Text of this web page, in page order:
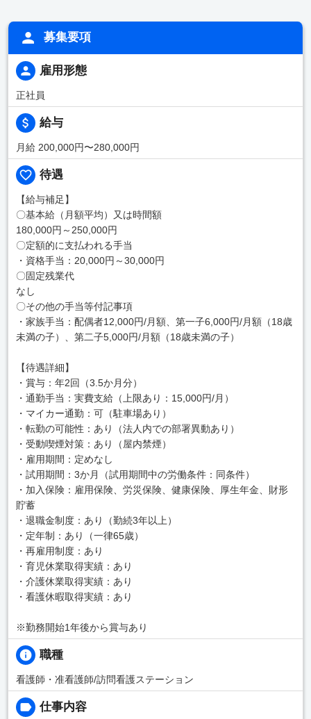
募集要項
雇用形態
正社員
給与
月給 200,000円〜280,000円
待遇
【給与補足】
〇基本給（月額平均）又は時間額
180,000円～250,000円
〇定額的に支払われる手当
・資格手当：20,000円～30,000円
〇固定残業代
なし
〇その他の手当等付記事項
・家族手当：配偶者12,000円/月額、第一子6,000円/月額（18歳
未満の子）、第二子5,000円/月額（18歳未満の子）
【待遇詳細】
・賞与：年2回（3.5か月分）
・通勤手当：実費支給（上限あり：15,000円/月）
・マイカー通勤：可（駐車場あり）
・転勤の可能性：あり（法人内での部署異動あり）
・受動喫煙対策：あり（屋内禁煙）
・雇用期間：定めなし
・試用期間：3か月（試用期間中の労働条件：同条件）
・加入保険：雇用保険、労災保険、健康保険、厚生年金、財形
貯蓄
・退職金制度：あり（勤続3年以上）
・定年制：あり（一律65歳）
・再雇用制度：あり
・育児休業取得実績：あり
・介護休業取得実績：あり
・看護休暇取得実績：あり
※勤務開始1年後から賞与あり
職種
看護師・准看護師/訪問看護ステーション
仕事内容